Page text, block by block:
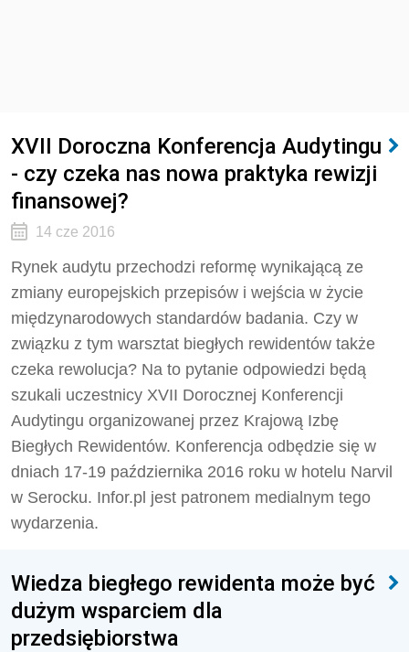
XVII Doroczna Konferencja Audytingu
- czy czeka nas nowa praktyka rewizji
finansowej?
14 cze 2016
Rynek audytu przechodzi reformę wynikającą ze
zmiany europejskich przepisów i wejścia w życie
międzynarodowych standardów badania. Czy w
związku z tym warsztat biegłych rewidentów także
czeka rewolucja? Na to pytanie odpowiedzi będą
szukali uczestnicy XVII Dorocznej Konferencji
Audytingu organizowanej przez Krajową Izbę
Biegłych Rewidentów. Konferencja odbędzie się w
dniach 17-19 października 2016 roku w hotelu Narvil
w Serocku. Infor.pl jest patronem medialnym tego
wydarzenia.
Wiedza biegłego rewidenta może być
dużym wsparciem dla
przedsiębiorstwa